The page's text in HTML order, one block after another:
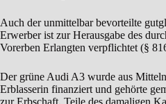
Auch der unmittelbar bevorteilte
Erwerber ist zur Herausgabe des
Vorerben Erlangten verpflichtet (§
Der grüne Audi A3 wurde aus
Erblasserin finanziert und gehörte
zur Erbschaft. Teile des damaligen